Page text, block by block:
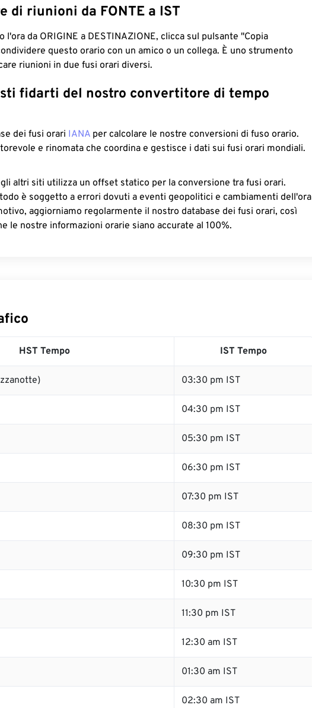
di riunioni da FONTE a IST
l'ora da ORIGINE a DESTINAZIONE, clicca sul pulsante "Copia
questo orario con un amico o un collega. È uno strumento
riunioni in due fusi orari diversi.
fidarti del nostro convertitore di tempo
dei fusi orari IANA per calcolare le nostre conversioni di fuso orario.
e rinomata che coordina e gestisce i dati sui fusi orari mondiali.
altri siti utilizza un offset statico per la conversione tra fusi orari.
è soggetto a errori dovuti a eventi geopolitici e cambiamenti dell'ora
aggiorniamo regolarmente il nostro database dei fusi orari, così
le nostre informazioni orarie siano accurate al 100%.
HST Tempo IST Tempo
03:30 pm IST
04:30 pm IST
05:30 pm IST
06:30 pm IST
07:30 pm IST
08:30 pm IST
09:30 pm IST
10:30 pm IST
11:30 pm IST
12:30 am IST
01:30 am IST
02:30 am IST